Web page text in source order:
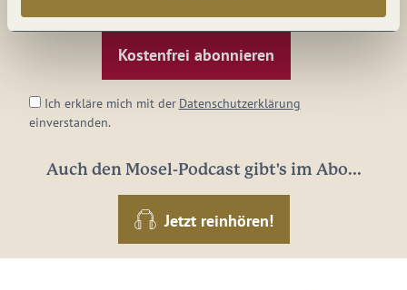
E-
Mail-
Adresse:
Ich erkläre mich mit der Datenschutzerklärung
einverstanden.
Auch den Mosel-Podcast gibt's im Abo...
Jetzt reinhören!